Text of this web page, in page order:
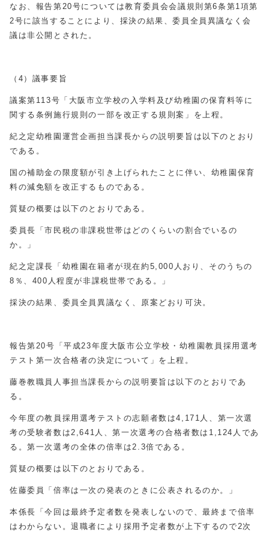
なお、報告第20号については教育委員会会議規則第6条第1項第
2号に該当することにより、採決の結果、委員全員異議なく会
議は非公開とされた。
（4）議事要旨
議案第113号「大阪市立学校の入学料及び幼稚園の保育料等に
関する条例施行規則の一部を改正する規則案」を上程。
紀之定幼稚園運営企画担当課長からの説明要旨は以下のとおり
である。
国の補助金の限度額が引き上げられたことに伴い、幼稚園保育
料の減免額を改正するものである。
質疑の概要は以下のとおりである。
委員長「市民税の非課税世帯はどのくらいの割合でいるの
か。」
紀之定課長「幼稚園在籍者が現在約5,000人おり、そのうちの
8％、400人程度が非課税世帯である。」
採決の結果、委員全員異議なく、原案どおり可決。
報告第20号「平成23年度大阪市公立学校・幼稚園教員採用選考
テスト第一次合格者の決定について」を上程。
藤巻教職員人事担当課長からの説明要旨は以下のとおりであ
る。
今年度の教員採用選考テストの志願者数は4,171人、第一次選
考の受験者数は2,641人、第一次選考の合格者数は1,124人であ
る。第一次選考の全体の倍率は2.3倍である。
質疑の概要は以下のとおりである。
佐藤委員「倍率は一次の発表のときに公表されるのか。」
本係長「今回は最終予定者数を発表しないので、最終まで倍率
はわからない。退職者により採用予定者数が上下するので2次